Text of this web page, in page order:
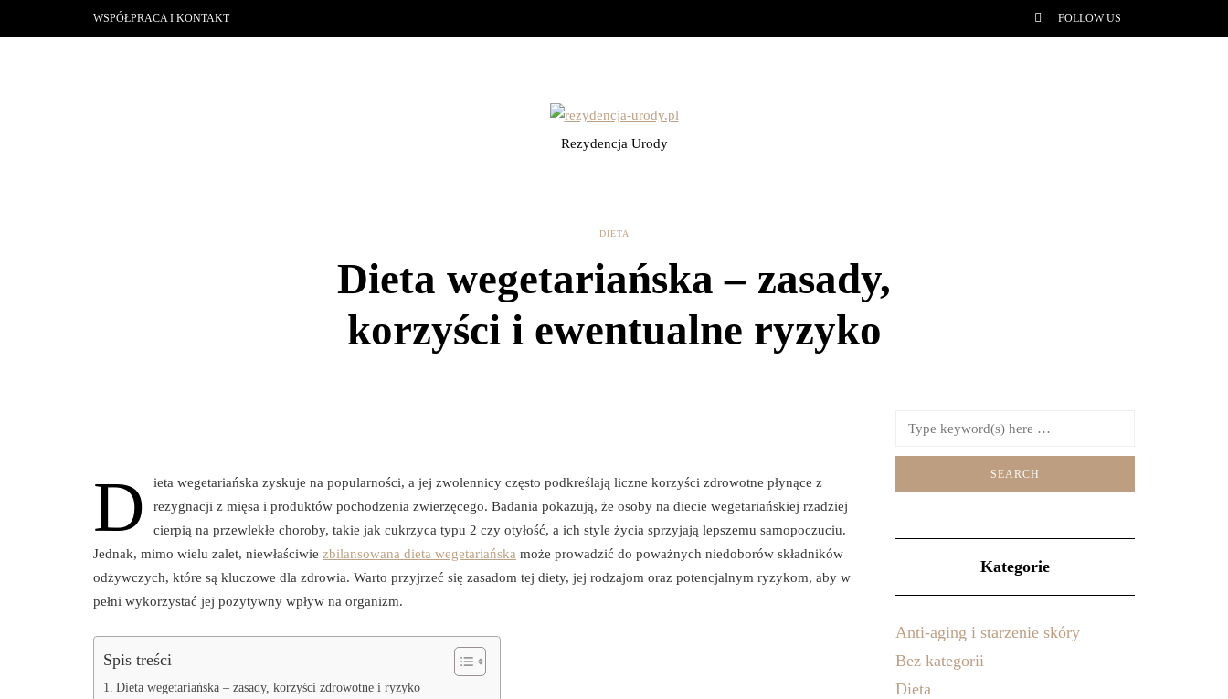
WSPÓŁPRACA I KONTAKT FOLLOW US
Rezydencja Urody
DIETA
Dieta wegetariańska – zasady,
korzyści i ewentualne ryzyko
D
ieta wegetariańska zyskuje na popularności, a jej zwolennicy często podkreślają liczne korzyści zdrowotne płynące z
rezygnacji z mięsa i produktów pochodzenia zwierzęcego. Badania pokazują, że osoby na diecie wegetariańskiej rzadziej
cierpią na przewlekłe choroby, takie jak cukrzyca typu 2 czy otyłość, a ich style życia sprzyjają lepszemu samopoczuciu.
Jednak, mimo wielu zalet, niewłaściwie zbilansowana dieta wegetariańska może prowadzić do poważnych niedoborów składników
odżywczych, które są kluczowe dla zdrowia. Warto przyjrzeć się zasadom tej diety, jej rodzajom oraz potencjalnym ryzykom, aby w
pełni wykorzystać jej pozytywny wpływ na organizm.
Spis treści
Dieta wegetariańska – zasady, korzyści zdrowotne i ryzyko
Kategorie
Anti-aging i starzenie skóry
Bez kategorii
Dieta